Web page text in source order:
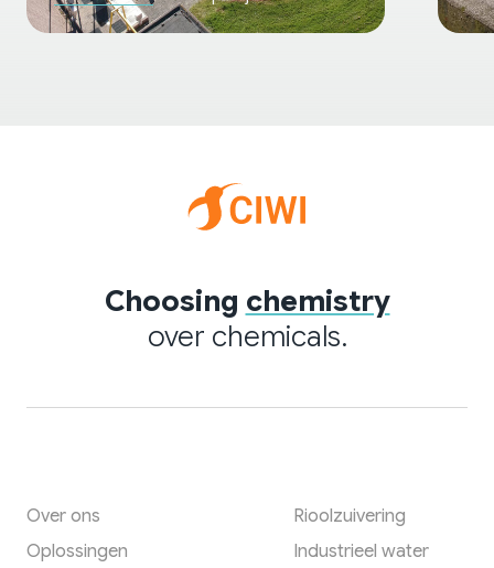
Choosing chemistry
over chemicals.
Over ons
Oplossingen
Rioolzuivering
Industrieel water